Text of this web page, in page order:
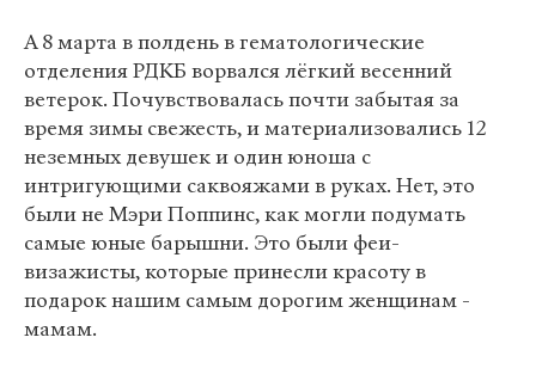
А 8 марта в полдень в гематологические
отделения РДКБ ворвался лёгкий весенний
ветерок. Почувствовалась почти забытая за
время зимы свежесть, и материализовались 12
неземных девушек и один юноша с
интригующими саквояжами в руках. Нет, это
были не Мэри Поппинс, как могли подумать
самые юные барышни. Это были феи-
визажисты, которые принесли красоту в
подарок нашим самым дорогим женщинам -
мамам.